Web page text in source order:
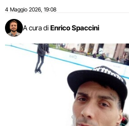
4 Maggio 2026 19:08
A cura di Enrico Spaccini